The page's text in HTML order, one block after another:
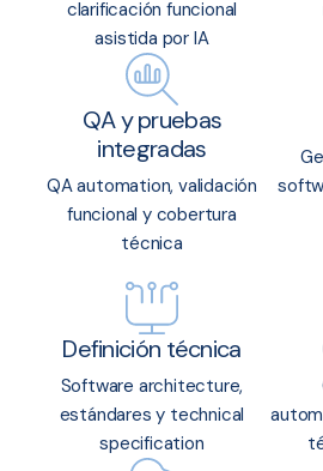
clarificación funcional
asistida por IA
QA y pruebas
integradas
QA automation, validación
funcional y cobertura
técnica
Definición técnica
Software architecture,
estándares y technical
specification